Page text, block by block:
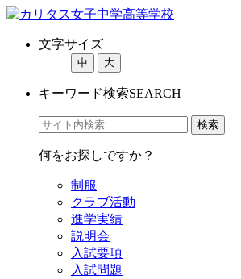
文字サイズ
中 大
キーワード検索SEARCH
何をお探しですか？
制服
クラブ活動
進学実績
説明会
入試要項
入試問題